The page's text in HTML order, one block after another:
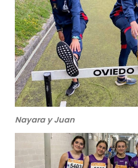
Nayara y Juan